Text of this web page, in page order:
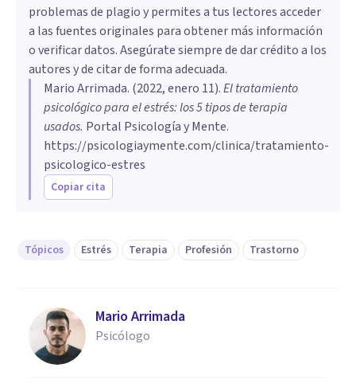
problemas de plagio y permites a tus lectores acceder
a las fuentes originales para obtener más información
o verificar datos. Asegúrate siempre de dar crédito a los
autores y de citar de forma adecuada.
Mario Arrimada. (2022, enero 11).El tratamiento
psicológico para el estrés: los 5 tipos de terapia
usados. Portal Psicología y Mente.
https://psicologiaymente.com/clinica/tratamiento-
psicologico-estres
Copiar cita
Tópicos Estrés Terapia Profesión Trastorno
Mario Arrimada
Psicólogo